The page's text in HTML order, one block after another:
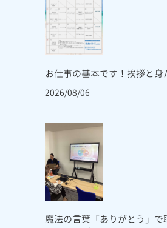
お仕事の基本です！挨拶と身
2026/08/06
魔法の言葉「ありがとう」